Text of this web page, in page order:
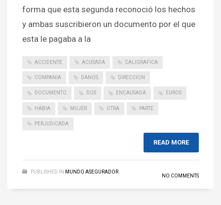
forma que esta segunda reconoció los hechos
y ambas suscribieron un documento por el que
esta le pagaba a la
ACCIDENTE ACUSADA CALIGRAFICA
COMPANIA DANOS DIRECCION
DOCUMENTO DOS ENCAUSADA EUROS
HABIA MUJER OTRA PARTE
PERJUDICADA
READ MORE
PUBLISHED IN MUNDO ASEGURADOR
NO COMMENTS